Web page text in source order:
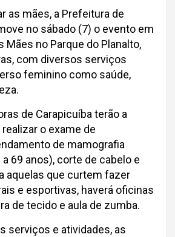
as mães, a Prefeitura de
no sábado (7) o evento em
Mães no Parque do Planalto,
com diversos serviços
feminino como saúde,
de Carapicuíba terão a
o exame de
de mamografia
69 anos), corte de cabelo e
aquelas que curtem fazer
e esportivas, haverá oficinas
de tecido e aula de zumba.
serviços e atividades, as